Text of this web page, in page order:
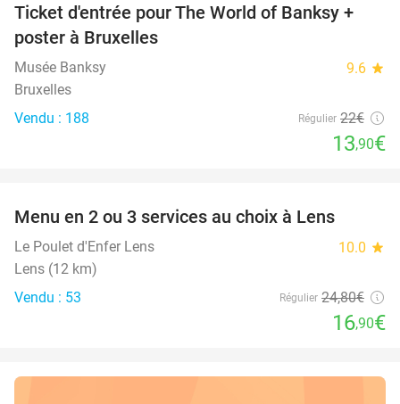
37%
Ticket d'entrée pour The World of Banksy +
poster à Bruxelles
Musée Banksy 9.6 star
Bruxelles
Vendu : 188
Régulier 22€
13,90€
Menu en 2 ou 3 services au choix à Lens
Le Poulet d'Enfer Lens 10.0 star
Lens (12 km)
Vendu : 53
Régulier 24,80€
16,90€